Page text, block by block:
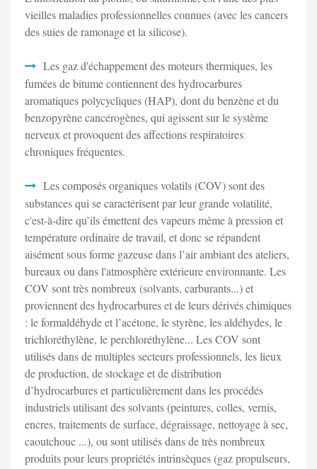
vieilles maladies professionnelles connues (avec les cancers
des suies de ramonage et la silicose).
Les gaz d'échappement des moteurs thermiques, les
fumées de bitume contiennent des hydrocarbures
aromatiques polycycliques (HAP), dont du benzène et du
benzopyrène cancérogènes, qui agissent sur le système
nerveux et provoquent des affections respiratoires
chroniques fréquentes.
Les composés organiques volatils (COV) sont des
substances qui se caractérisent par leur grande volatilité,
c'est-à-dire qu’ils émettent des vapeurs même à pression et
température ordinaire de travail, et donc se répandent
aisément sous forme gazeuse dans l’air ambiant des ateliers,
bureaux ou dans l'atmosphère extérieure environnante. Les
COV sont très nombreux (solvants, carburants...) et
proviennent des hydrocarbures et de leurs dérivés chimiques
: le formaldéhyde et l’acétone, le styrène, les aldéhydes, le
trichloréthylène, le perchloréthylène... Les COV sont
utilisés dans de multiples secteurs professionnels, les lieux
de production, de stockage et de distribution
d’hydrocarbures et particulièrement dans les procédés
industriels utilisant des solvants (peintures, colles, vernis,
encres, traitements de surface, dégraissage, nettoyage à sec,
caoutchouc ...), ou sont utilisés dans de très nombreux
produits pour leurs propriétés intrinsèques (gaz propulseurs,